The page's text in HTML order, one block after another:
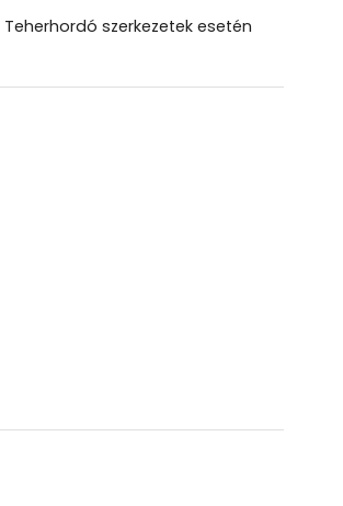
Teherhordó szerkezetek esetén